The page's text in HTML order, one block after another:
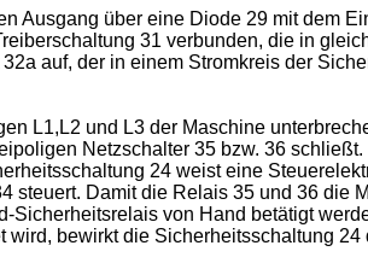
Ausgang über eine Diode 29 mit dem
31 verbunden, die in
auf, der in einem Stromkreis der
L1,L2 und L3 der Maschine
Netzschalter 35 bzw. 36
24 weist eine
steuert. Damit die Relais 35 und 36 die
von Hand betätigt
bewirkt die Sicherheitsschaltung 24